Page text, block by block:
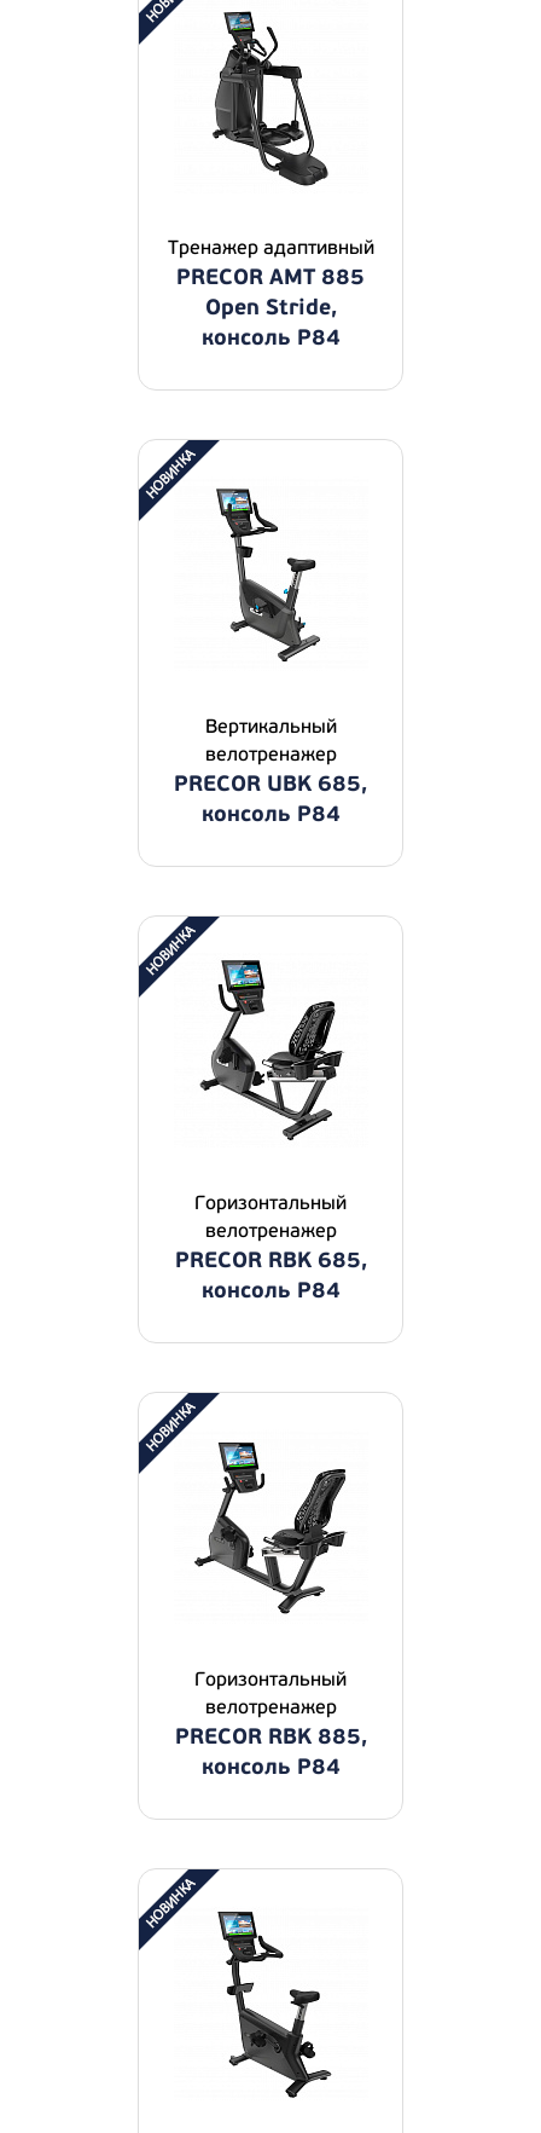
Тренажер адаптивный
PRECOR AMT 885
Open Stride,
консоль P84
Вертикальный
велотренажер
PRECOR UBK 685,
консоль P84
Горизонтальный
велотренажер
PRECOR RBK 685,
консоль P84
Горизонтальный
велотренажер
PRECOR RBK 885,
консоль P84